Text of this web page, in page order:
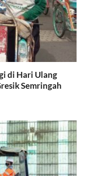
di Hari Ulang
Semringah